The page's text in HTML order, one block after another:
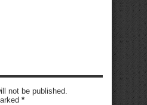
not be published.
*